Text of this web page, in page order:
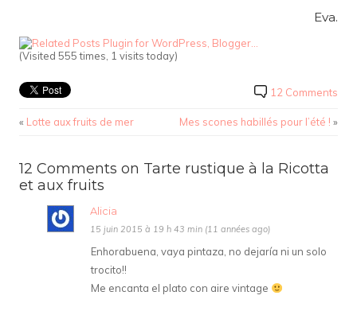
Eva.
(Visited 555 times, 1 visits today)
12 Comments
« Lotte aux fruits de mer Mes scones habillés pour l’été ! »
12 Comments on Tarte rustique à la Ricotta
et aux fruits
Alicia
15 juin 2015 à 19 h 43 min (11 années ago)
Enhorabuena, vaya pintaza, no dejaría ni un solo
trocito!!
Me encanta el plato con aire vintage